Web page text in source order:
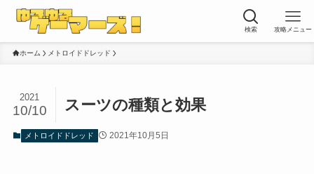
検索 攻略メニュー
ホーム メトロイドドレッド
スーツの種類と効果
2021
10/10
メトロイドドレッド 2021年10月5日